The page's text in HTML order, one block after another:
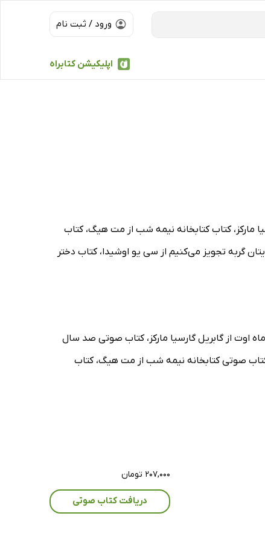
ورود / ثبت نام
اپلیکیشن کتابراه
مارکز، کتاب کتابخانه نیمه شب از مت هیگ، کتاب
گربه تجویز می‌کنیم از سی یو اوشیدا، کتاب دختر
اوت از گابریل گارسیا مارکز، کتاب صوتی صد سال
کتاب صوتی کتابخانه نیمه شب از مت هیگ، کتاب
۲۰۷,۰۰۰ تومان
دریافت کتاب صوتی